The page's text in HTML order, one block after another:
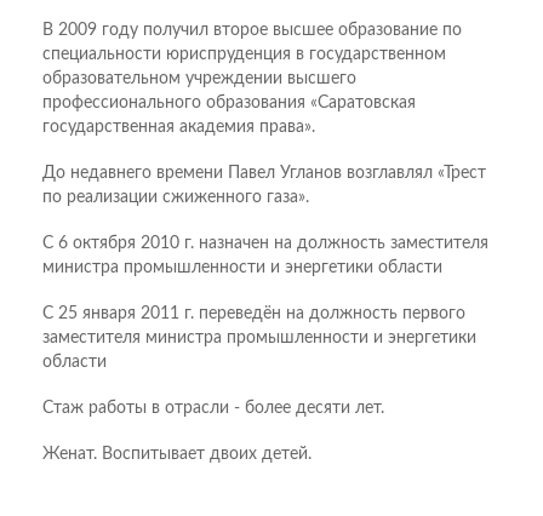
В 2009 году получил второе высшее образование по
специальности юриспруденция в государственном
образовательном учреждении высшего
профессионального образования «Саратовская
государственная академия права».
До недавнего времени Павел Угланов возглавлял «Трест
по реализации сжиженного газа».
С 6 октября 2010 г. назначен на должность заместителя
министра промышленности и энергетики области
С 25 января 2011 г. переведён на должность первого
заместителя министра промышленности и энергетики
области
Стаж работы в отрасли - более десяти лет.
Женат. Воспитывает двоих детей.